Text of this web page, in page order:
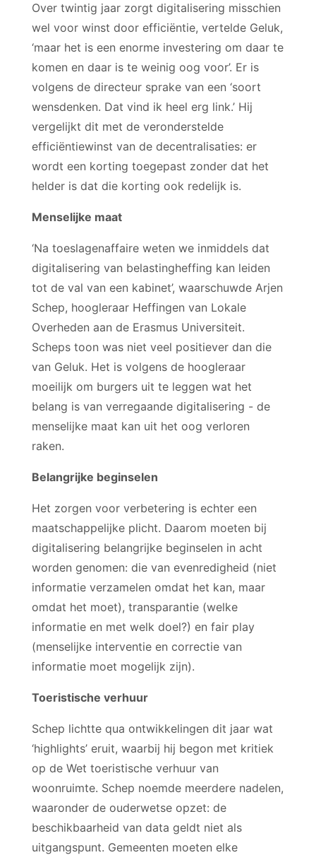
Over twintig jaar zorgt digitalisering misschien
wel voor winst door efficiëntie, vertelde Geluk,
‘maar het is een enorme investering om daar te
komen en daar is te weinig oog voor’. Er is
volgens de directeur sprake van een ‘soort
wensdenken. Dat vind ik heel erg link.’ Hij
vergelijkt dit met de veronderstelde
efficiëntiewinst van de decentralisaties: er
wordt een korting toegepast zonder dat het
helder is dat die korting ook redelijk is.
Menselijke maat
‘Na toeslagenaffaire weten we inmiddels dat
digitalisering van belastingheffing kan leiden
tot de val van een kabinet’, waarschuwde Arjen
Schep, hoogleraar Heffingen van Lokale
Overheden aan de Erasmus Universiteit.
Scheps toon was niet veel positiever dan die
van Geluk. Het is volgens de hoogleraar
moeilijk om burgers uit te leggen wat het
belang is van verregaande digitalisering - de
menselijke maat kan uit het oog verloren
raken.
Belangrijke beginselen
Het zorgen voor verbetering is echter een
maatschappelijke plicht. Daarom moeten bij
digitalisering belangrijke beginselen in acht
worden genomen: die van evenredigheid (niet
informatie verzamelen omdat het kan, maar
omdat het moet), transparantie (welke
informatie en met welk doel?) en fair play
(menselijke interventie en correctie van
informatie moet mogelijk zijn).
Toeristische verhuur
Schep lichtte qua ontwikkelingen dit jaar wat
‘highlights’ eruit, waarbij hij begon met kritiek
op de Wet toeristische verhuur van
woonruimte. Schep noemde meerdere nadelen,
waaronder de ouderwetse opzet: de
beschikbaarheid van data geldt niet als
uitgangspunt. Gemeenten moeten elke